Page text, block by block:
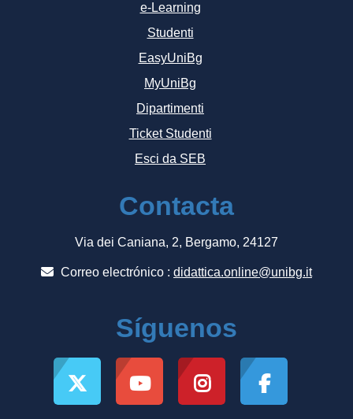
e-Learning
Studenti
EasyUniBg
MyUniBg
Dipartimenti
Ticket Studenti
Esci da SEB
Contacta
Via dei Caniana, 2, Bergamo, 24127
Correo electrónico : didattica.online@unibg.it
Síguenos